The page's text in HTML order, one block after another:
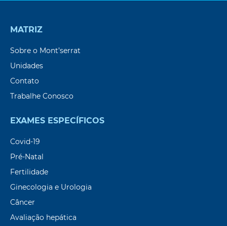
MATRIZ
Sobre o Mont’serrat
Unidades
Contato
Trabalhe Conosco
EXAMES ESPECÍFICOS
Covid-19
Pré-Natal
Fertilidade
Ginecologia e Urologia
Câncer
Avaliação hepática